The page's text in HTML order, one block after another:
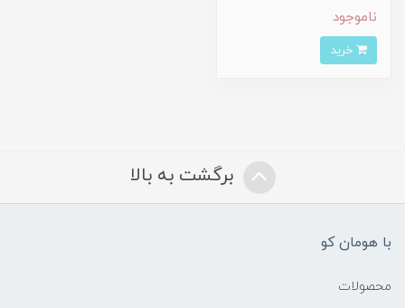
ناموجود
برگشت به بالا
با هومان کو
محصولات